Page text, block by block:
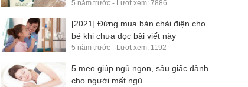
5 năm trước - Lượt xem: 7886
[2021] Đừng mua bàn chải điện cho
bé khi chưa đọc bài viết này
5 năm trước - Lượt xem: 1192
5 mẹo giúp ngủ ngon, sâu giấc dành
cho người mất ngủ